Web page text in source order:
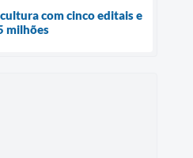
com cinco editais e
milhões